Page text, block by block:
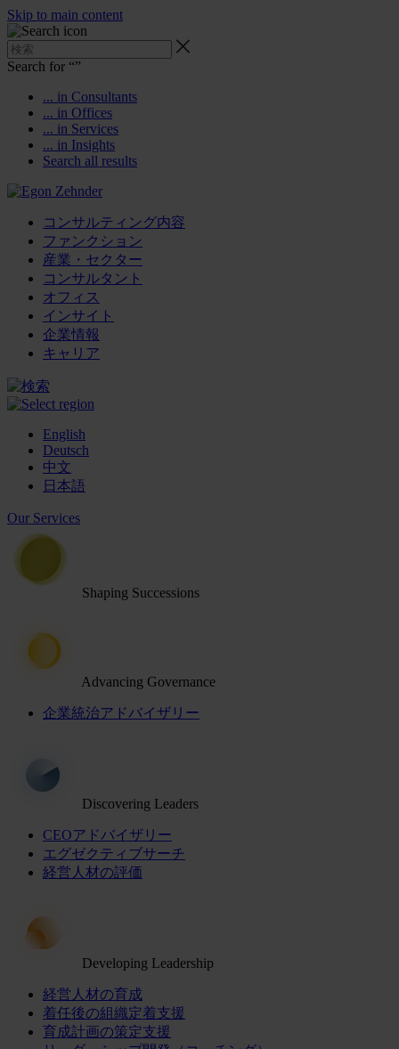
Skip to main content
Search for “”
... in Consultants
... in Offices
... in Services
... in Insights
Search all results
コンサルティング内容
ファンクション
産業・セクター
コンサルタント
オフィス
インサイト
企業情報
キャリア
English
Deutsch
中文
日本語
Our Services
Shaping Successions
Advancing Governance
企業統治アドバイザリー
Discovering Leaders
CEOアドバイザリー
エグゼクティブサーチ
経営人材の評価
Developing Leadership
経営人材の育成
着任後の組織定着支援
育成計画の策定支援